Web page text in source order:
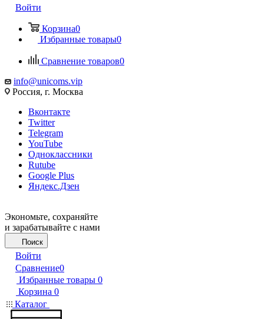
Войти
Корзина0
Избранные товары0
Сравнение товаров0
info@unicoms.vip
Россия, г. Москва
Вконтакте
Twitter
Telegram
YouTube
Одноклассники
Rutube
Google Plus
Яндекс.Дзен
Экономьте, сохраняйте
и зарабатывайте с нами
Поиск
Войти
Сравнение0
Избранные товары 0
Корзина 0
Каталог